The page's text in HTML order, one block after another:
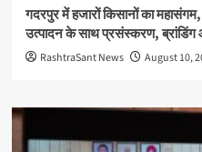
गदरपुर में हजारों किसानों का
उत्पादन के साथ प्रसंस्करण,
RashtraSant News August 10,